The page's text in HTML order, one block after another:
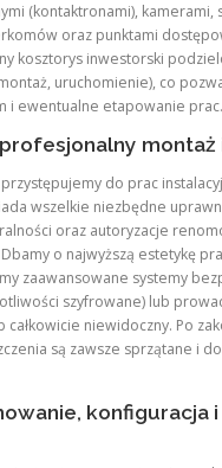
(kontaktronami), kamerami,
oraz punktami
kosztorys inwestorski
uruchomienie), co
i ewentualne etapowanie prac.
montaż
do prac
wszelkie niezbędne
oraz autoryzacje
o najwyższą estetykę
zaawansowane systemy
szyfrowane) lub
niewidoczny. Po
są zawsze sprzątane i
konfiguracja